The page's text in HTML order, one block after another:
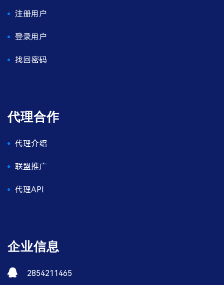
注册用户
登录用户
找回密码
代理合作
代理介绍
联盟推广
代理API
企业信息
2854211465